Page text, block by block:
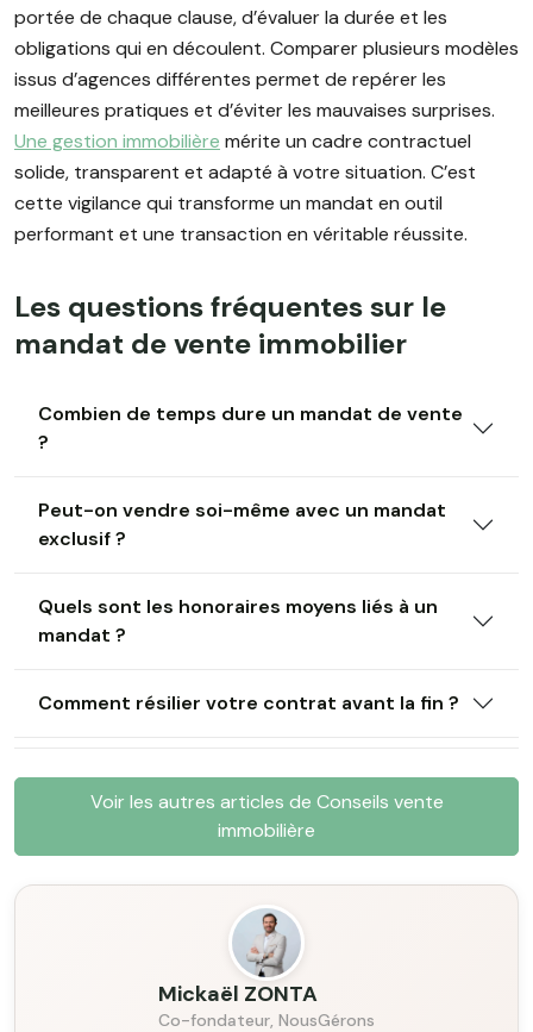
portée de chaque clause, d’évaluer la durée et les
obligations qui en découlent. Comparer plusieurs modèles
issus d’agences différentes permet de repérer les
meilleures pratiques et d’éviter les mauvaises surprises.
Une gestion immobilière mérite un cadre contractuel
solide, transparent et adapté à votre situation. C’est
cette vigilance qui transforme un mandat en outil
performant et une transaction en véritable réussite.
Les questions fréquentes sur le
mandat de vente immobilier
Combien de temps dure un mandat de vente
?
Peut-on vendre soi-même avec un mandat
exclusif ?
Quels sont les honoraires moyens liés à un
mandat ?
Comment résilier votre contrat avant la fin ?
Voir les autres articles de Conseils vente
immobilière
Mickaël ZONTA
Co-fondateur, NousGérons